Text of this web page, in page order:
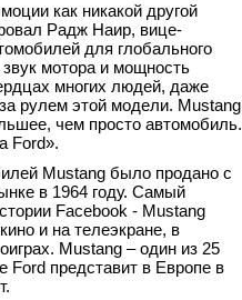
как никакой другой
Радж Наир, вице-
для глобального
мотора и мощность
многих людей, даже
рулем этой модели. Mustang
чем просто автомобиль.
Ford».
Mustang было продано с
в 1964 году. Самый
Facebook - Mustang
и на телеэкране, в
Mustang – один из 25
Ford представит в Европе в